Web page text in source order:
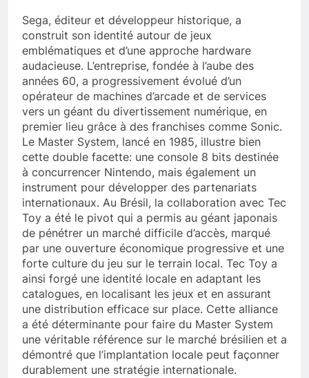
Sega, éditeur et développeur historique, a
construit son identité autour de jeux
emblématiques et d’une approche hardware
audacieuse. L’entreprise, fondée à l’aube des
années 60, a progressivement évolué d’un
opérateur de machines d’arcade et de services
vers un géant du divertissement numérique, en
premier lieu grâce à des franchises comme Sonic.
Le Master System, lancé en 1985, illustre bien
cette double facette: une console 8 bits destinée
à concurrencer Nintendo, mais également un
instrument pour développer des partenariats
internationaux. Au Brésil, la collaboration avec Tec
Toy a été le pivot qui a permis au géant japonais
de pénétrer un marché difficile d’accès, marqué
par une ouverture économique progressive et une
forte culture du jeu sur le terrain local. Tec Toy a
ainsi forgé une identité locale en adaptant les
catalogues, en localisant les jeux et en assurant
une distribution efficace sur place. Cette alliance
a été déterminante pour faire du Master System
une véritable référence sur le marché brésilien et a
démontré que l’implantation locale peut façonner
durablement une stratégie internationale.